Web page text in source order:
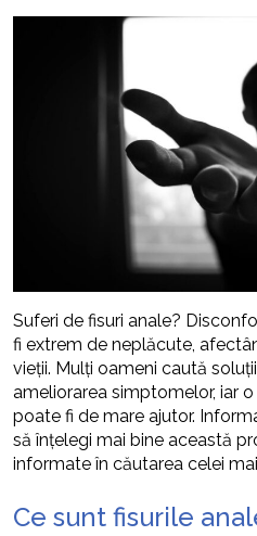
Suferi de fisuri anale?
fi extrem de neplăcute,
vieții. Mulți oameni caută
ameliorarea simptomelor, iar o
poate fi de mare ajutor.
să înțelegi mai bine această
informate în căutarea celei
Ce sunt fisurile